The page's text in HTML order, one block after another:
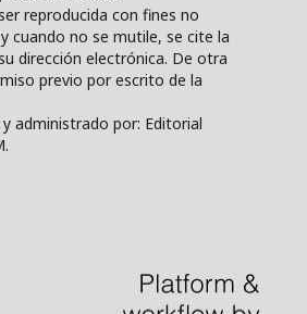
reproducida con fines no
cuando no se mutile, se cite la
dirección electrónica. De otra
previo por escrito de la
administrado por: Editorial